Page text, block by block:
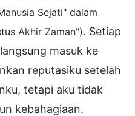
Sejati" dalam
Akhir Zaman"). Setiap
masuk ke
reputasiku setelah
tetapi aku tidak
kebahagiaan.